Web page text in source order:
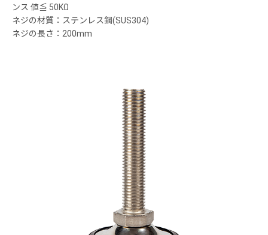
ンス 値≦ 50KΩ
ネジの材質：ステンレス鋼(SUS304)
ネジの長さ：200mm